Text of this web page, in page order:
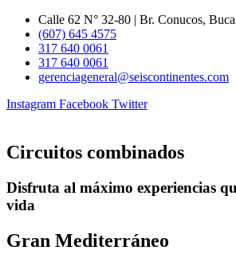
contenido
Calle 62 N° 32-80 | Br. Conucos,
(607) 645 4575
317 640 0061
317 640 0061
gerenciageneral@seiscontinentes.com
Instagram Facebook Twitter
Circuitos combinados
Disfruta al máximo experiencias
vida
Gran Mediterráneo